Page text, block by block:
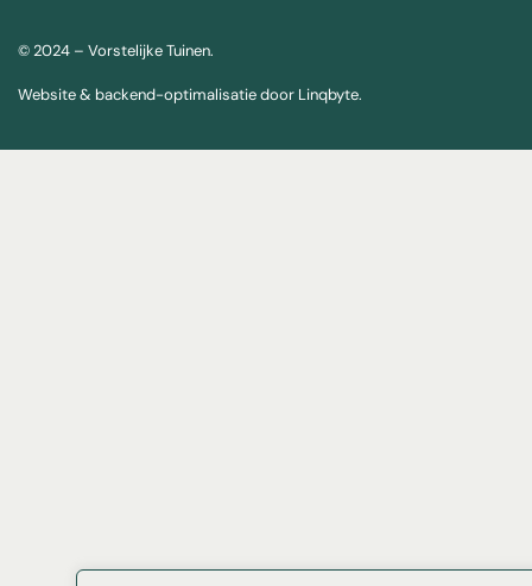
© 2024 – Vorstelijke Tuinen.
Website & backend-optimalisatie door Linqbyte.